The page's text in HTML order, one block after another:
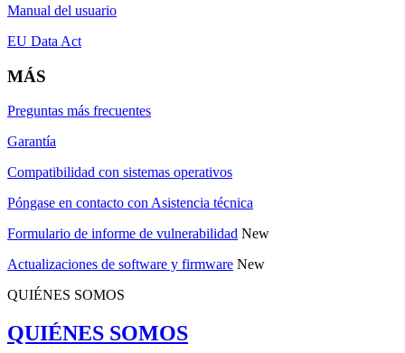
Manual del usuario
EU Data Act
MÁS
Preguntas más frecuentes
Garantía
Compatibilidad con sistemas operativos
Póngase en contacto con Asistencia técnica
Formulario de informe de vulnerabilidad New
Actualizaciones de software y firmware New
QUIÉNES SOMOS
QUIÉNES SOMOS